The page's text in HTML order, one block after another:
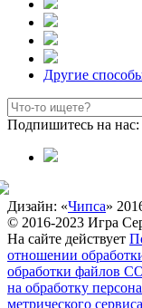
Другие
Подпишитесь на нас:
Дизайн: «Чипса»
© 2016-2023 Игра
На сайте действует
отношении
обработки файлов
на обработку
метрического